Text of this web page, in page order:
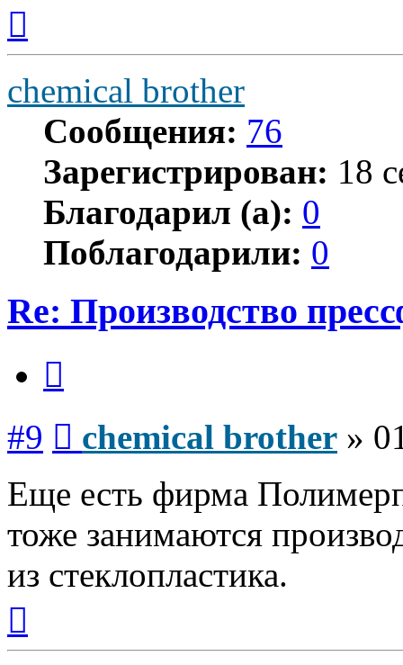
началу
chemical brother
Сообщения: 76
Зарегистрирован: 18
Благодарил (а): 0
Поблагодарили: 0
Re: Производство
#9 chemical brother »
Еще есть фирма
тоже занимаются
из стеклопластика.
началу